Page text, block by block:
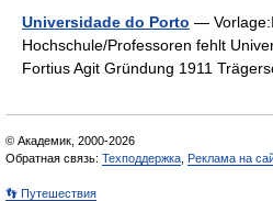
Universidade do Porto —
Hochschule/Professoren fehlt
Fortius Agit Gründung 1911
© Академик, 2000-2026
Обратная связь: Техподдержка Реклама на
👣 Путешествия